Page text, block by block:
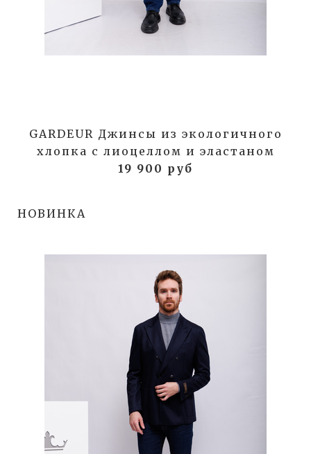
GARDEUR Джинсы из экологичного
хлопка с лиоцеллом и эластаном
19 900 руб
НОВИНКА